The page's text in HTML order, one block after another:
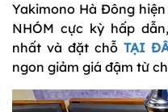
Yakimono Hà Đông
NHÓM cực kỳ hấp
nhất và đặt chỗ TẠI
ngon giảm giá đậm từ